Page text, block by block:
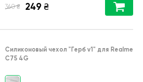
360 ₴ 249 ₴
Силиконовый чехол "Герб v1" для Realme
C75 4G